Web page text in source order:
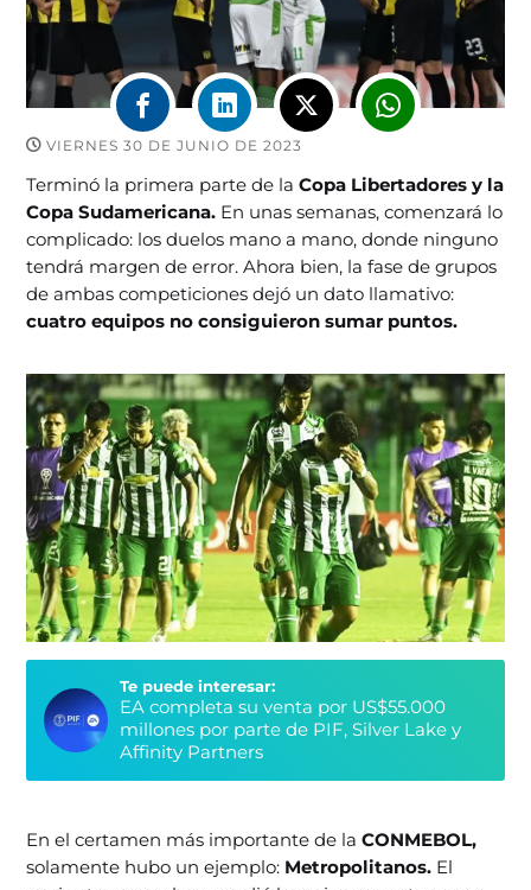
VIERNES 30 DE JUNIO DE 2023
Terminó la primera parte de la Copa Libertadores y la
Copa Sudamericana. En unas semanas, comenzará lo
complicado: los duelos mano a mano, donde ninguno
tendrá margen de error. Ahora bien, la fase de grupos
de ambas competiciones dejó un dato llamativo:
cuatro equipos no consiguieron sumar puntos.
Te puede interesar:
EA completa su venta por US$55.000
millones por parte de PIF, Silver Lake y
Affinity Partners
En el certamen más importante de laCONMEBOL,
solamente hubo un ejemplo: Metropolitanos. El